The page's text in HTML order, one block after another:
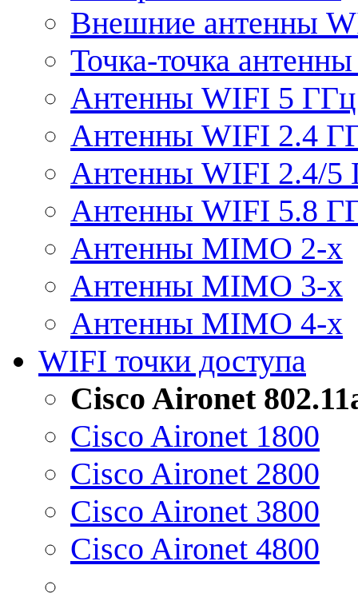
Внешние антенны
Точка-точка
Антенны WIFI 5 ГГц
Антенны WIFI 2.4
Антенны WIFI 2.4/5
Антенны WIFI 5.8
Антенны MIMO 2-x
Антенны MIMO 3-x
Антенны MIMO 4-x
WIFI точки доступа
Cisco Aironet
Cisco Aironet 1800
Cisco Aironet 2800
Cisco Aironet 3800
Cisco Aironet 4800